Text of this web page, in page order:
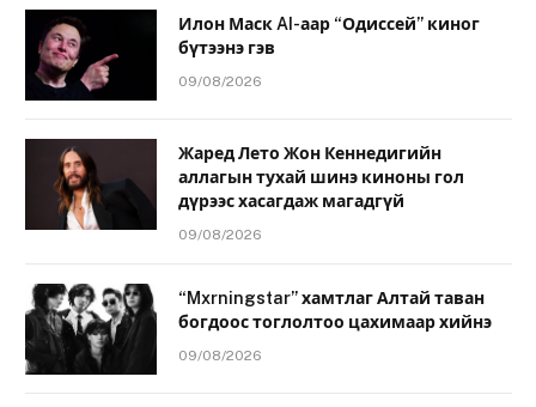
Илон Маск AI-аар “Одиссей” киног
бүтээнэ гэв
09/08/2026
Жаред Лето Жон Кеннедигийн
аллагын тухай шинэ киноны гол
дүрээс хасагдаж магадгүй
09/08/2026
“Mxrningstar” хамтлаг Алтай таван
богдоос тоглолтоо цахимаар хийнэ
09/08/2026